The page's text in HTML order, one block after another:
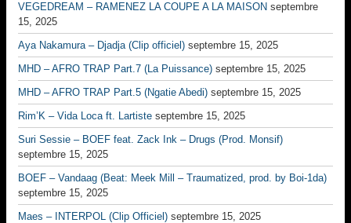
VEGEDREAM – RAMENEZ LA COUPE A LA MAISON septembre
15, 2025
Aya Nakamura – Djadja (Clip officiel) septembre 15, 2025
MHD – AFRO TRAP Part.7 (La Puissance) septembre 15, 2025
MHD – AFRO TRAP Part.5 (Ngatie Abedi) septembre 15, 2025
Rim’K – Vida Loca ft. Lartiste septembre 15, 2025
Suri Sessie – BOEF feat. Zack Ink – Drugs (Prod. Monsif)
septembre 15, 2025
BOEF – Vandaag (Beat: Meek Mill – Traumatized, prod. by Boi-1da)
septembre 15, 2025
Maes – INTERPOL (Clip Officiel) septembre 15, 2025